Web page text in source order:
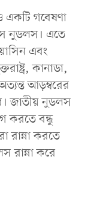
একটি গবেষণা
নুডলস। এতে
এবং
কানাডা,
আড়ম্বরের
জাতীয় নুডলস
করতে বন্ধু
রান্না করতে
রান্না করে